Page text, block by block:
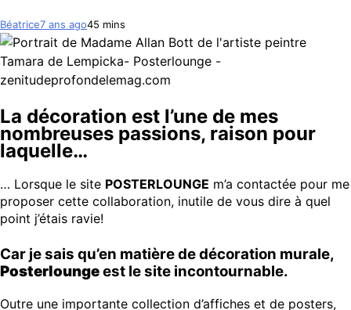
Béatrice7 ans ago45 mins
La décoration est l’une de mes
nombreuses passions, raison pour
laquelle…
… Lorsque le site POSTERLOUNGE m’a contactée pour me
proposer cette collaboration, inutile de vous dire à quel
point j’étais ravie!
Car je sais qu’en matière de décoration murale,
Posterloungeest le site incontournable.
Outre une importante collection d’affiches et de posters,